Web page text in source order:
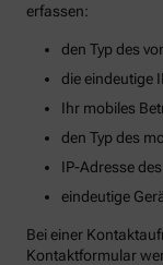
erfassen:
den Typ des
die eindeutige
Ihr mobiles
den Typ des
IP-Adresse
eindeutige
Bei einer
Kontaktformular